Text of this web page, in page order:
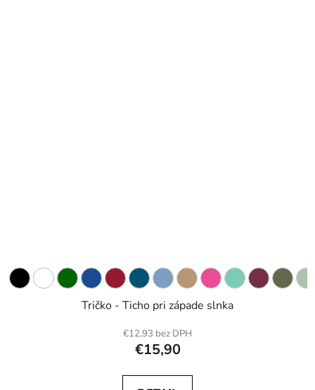
Tričko - Ticho pri západe slnka
€12,93 bez DPH
€15,90